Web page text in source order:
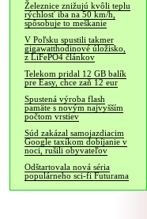
Železnice znižujú kvôli teplu
rýchlosť iba na 50 km/h,
spôsobuje to meškanie
V Poľsku spustili takmer
gigawatthodinové úložisko,
z LiFePO4 článkov
Telekom pridal 12 GB balík
pre Easy, chce zaň 12 eur
Spustená výroba flash
pamäte s novým najvyšším
počtom vrstiev
Súd zakázal samojazdiacim
Google taxíkom dobíjanie v
noci, rušili obyvateľov
Odštartovala nová séria
populárneho sci-fi Futurama